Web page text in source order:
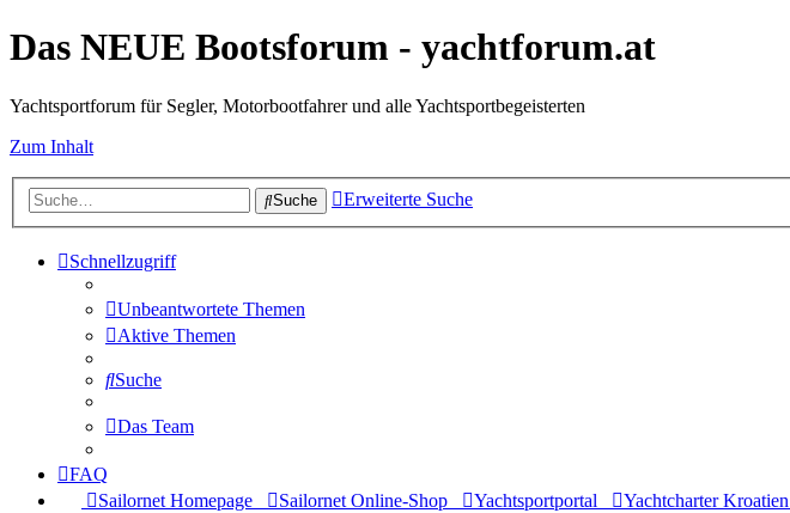
Das NEUE Bootsforum - yachtforum.at
Yachtsportforum für Segler, Motorbootfahrer und alle Yachtsportbegeisterten
Zum Inhalt
Suche Erweiterte Suche
Schnellzugriff
Unbeantwortete Themen
Aktive Themen
Suche
Das Team
FAQ
Sailornet Homepage
Sailornet Online-Shop Yachtsportportal Yachtcharter Kroatien